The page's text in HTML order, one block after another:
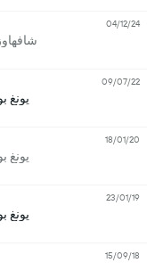
04/12/24
يونغ
09/07/22
يونغ
18/01/20
يونغ
23/01/19
15/09/18